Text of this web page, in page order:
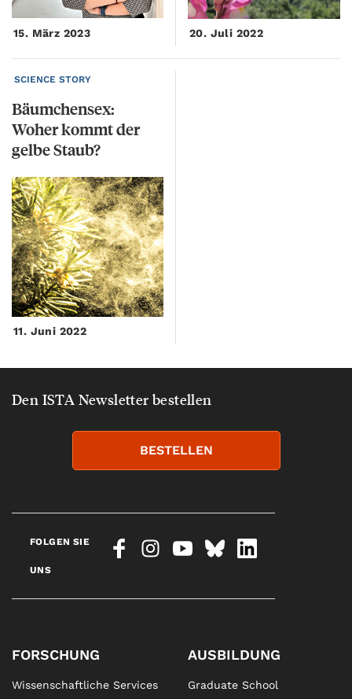
15. März 2023 20. Juli 2022
SCIENCE STORY
Bäumchensex:
Woher kommt der
gelbe Staub?
11. Juni 2022
Den ISTA Newsletter bestellen
BESTELLEN
FOLGEN SIE
UNS
FORSCHUNG
Wissenschaftliche Services
AUSBILDUNG
Graduate School